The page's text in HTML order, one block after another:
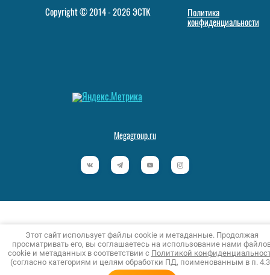
Copyright © 2014 - 2026 ЭСТК
Политика
конфиденциальности
Этот сайт использует файлы cookie и метаданные. Продолжая
просматривать его, вы соглашаетесь на использование нами
cookie и метаданных в соответствии с Политикой
(согласно категориям и целям обработки ПД, поименованным в п.
Megagroup.ru